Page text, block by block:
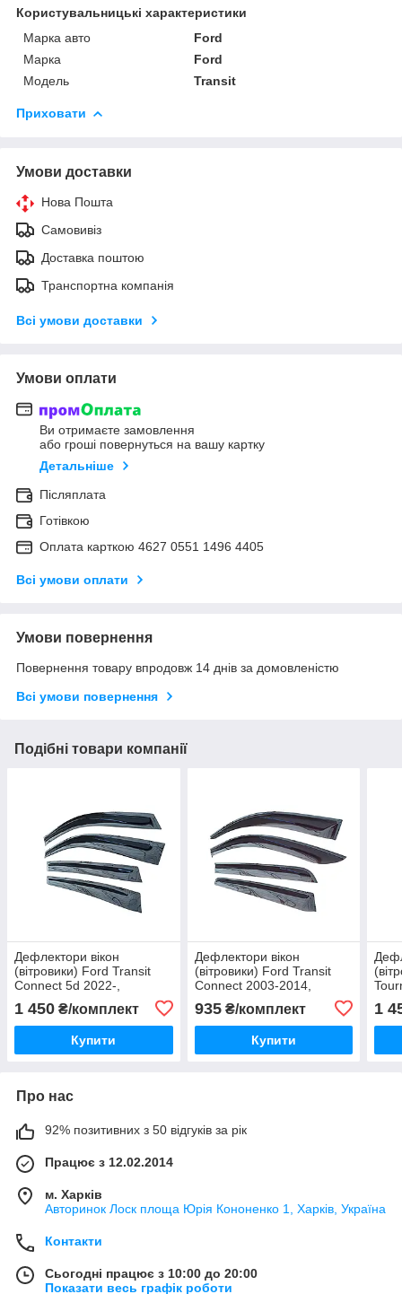
Користувальницькі характеристики
Марка авто
Ford
Марка
Ford
Модель
Transit
Приховати
Умови доставки
Нова Пошта
Самовивіз
Доставка поштою
Транспортна компанія
Всі умови доставки
Умови оплати
Ви отримаєте замовлення
або гроші повернуться на вашу картку
Детальніше
Післяплата
Готівкою
Оплата карткою 4627 0551 1496 4405
Всі умови оплати
Умови повернення
Повернення товару впродовж 14 днів за домовленістю
Всі умови повернення
Подібні товари компанії
Дефлектори вікон
(вітровики) Ford Transit
Connect 5d 2022-,
комплект 4 шт., "VL-STAR"
1 450 ₴/комплект
Купити
Дефлектори вікон
(вітровики) Ford Transit
Connect 2003-2014,
Tuning"
935₴/комплект
Купити
1
Про нас
92% позитивних з 50 відгуків за рік
Працює з 12.02.2014
м. Харків
Авторинок Лоск площа Юрія Кононенко 1, Харків, Україна
Контакти
Сьогодні працює з 10:00 до 20:00
Показати весь графік роботи